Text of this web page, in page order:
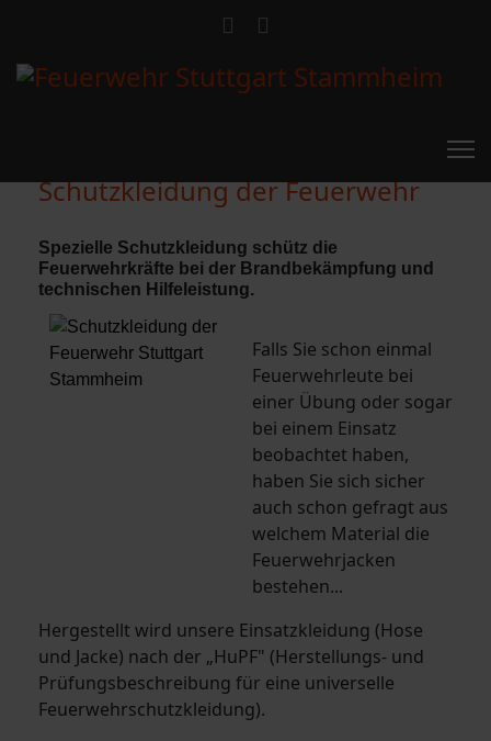
Schutzkleidung der Feuerwehr
Spezielle Schutzkleidung schütz die
Feuerwehrkräfte bei der Brandbekämpfung und
technischen Hilfeleistung.
Falls Sie schon einmal
Feuerwehrleute bei
einer Übung oder sogar
bei einem Einsatz
beobachtet haben,
haben Sie sich sicher
auch schon gefragt aus
welchem Material die
Feuerwehrjacken
bestehen...
Hergestellt wird unsere Einsatzkleidung (Hose
und Jacke) nach der „HuPF" (Herstellungs- und
Prüfungsbeschreibung für eine universelle
Feuerwehrschutzkleidung).